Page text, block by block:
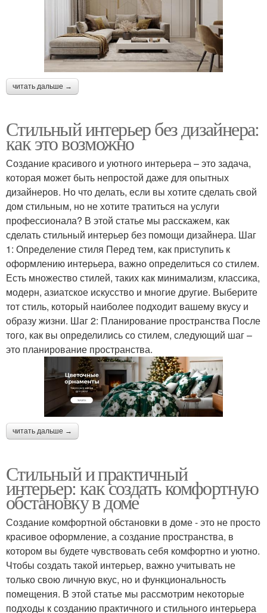
читать дальше →
Стильный интерьер без дизайнера:
как это возможно
Создание красивого и уютного интерьера – это задача,
которая может быть непростой даже для опытных
дизайнеров. Но что делать, если вы хотите сделать свой
дом стильным, но не хотите тратиться на услуги
профессионала? В этой статье мы расскажем, как
сделать стильный интерьер без помощи дизайнера. Шаг
1: Определение стиля Перед тем, как приступить к
оформлению интерьера, важно определиться со стилем.
Есть множество стилей, таких как минимализм, классика,
модерн, азиатское искусство и многие другие. Выберите
тот стиль, который наиболее подходит вашему вкусу и
образу жизни. Шаг 2: Планирование пространства После
того, как вы определились со стилем, следующий шаг –
это планирование пространства.
читать дальше →
Стильный и практичный
интерьер: как создать комфортную
обстановку в доме
Создание комфортной обстановки в доме - это не просто
красивое оформление, а создание пространства, в
котором вы будете чувствовать себя комфортно и уютно.
Чтобы создать такой интерьер, важно учитывать не
только свою личную вкус, но и функциональность
помещения. В этой статье мы рассмотрим некоторые
подходы к созданию практичного и стильного интерьера